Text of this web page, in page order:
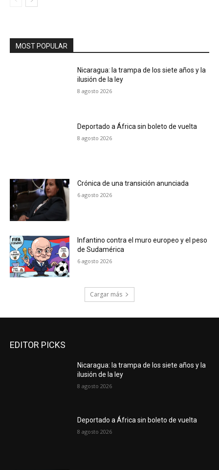
MOST POPULAR
Nicaragua: la trampa de los siete años y la
ilusión de la ley
8 agosto 2026
Deportado a África sin boleto de vuelta
8 agosto 2026
Crónica de una transición anunciada
6 agosto 2026
Infantino contra el muro europeo y el peso
de Sudamérica
6 agosto 2026
Cargar más
EDITOR PICKS
Nicaragua: la trampa de los siete años y la
ilusión de la ley
8 agosto 2026
Deportado a África sin boleto de vuelta
8 agosto 2026